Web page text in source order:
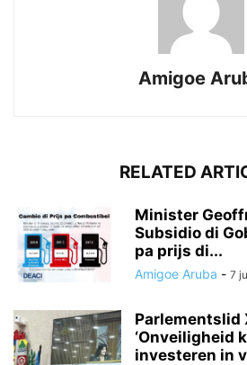
Amigoe
RELATED
Minister
Subsidio di
pa prijs di...
Amigoe Aruba - 7
Parlementslid
‘Onveiligheid
investeren in